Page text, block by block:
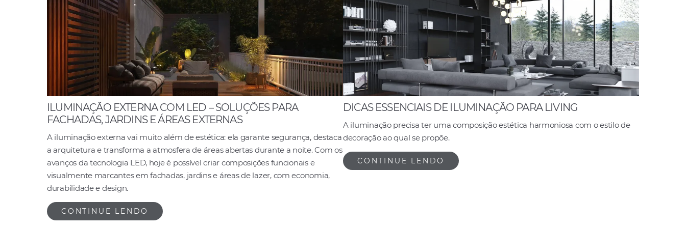
ILUMINAÇÃO EXTERNA COM LED – SOLUÇÕES PARA
FACHADAS, JARDINS E ÁREAS EXTERNAS
A iluminação externa vai muito além de estética: ela garante segurança, destaca
a arquitetura e transforma a atmosfera de áreas abertas durante a noite. Com os
avanços da tecnologia LED, hoje é possível criar composições funcionais e
visualmente marcantes em fachadas, jardins e áreas de lazer, com economia,
durabilidade e design.
CONTINUE LENDO
DICAS ESSENCIAIS DE ILUMINAÇÃO PARA LIVING
A iluminação precisa ter uma composição estética harmoniosa com o estilo de
decoração ao qual se propõe.
CONTINUE LENDO